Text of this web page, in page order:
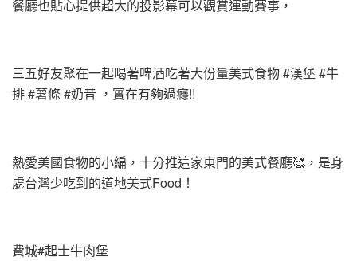
餐廳也貼心提供超大的投影幕可以觀賞運動賽事，
三五好友聚在一起喝著啤酒吃著大份量美式食物 #漢堡 #牛
排 #薯條 #奶昔 ，實在有夠過癮!!
熱愛美國食物的小編，十分推這家東門的美式餐廳🥰，是身
處台灣少吃到的道地美式Food！
費城#起士牛肉堡